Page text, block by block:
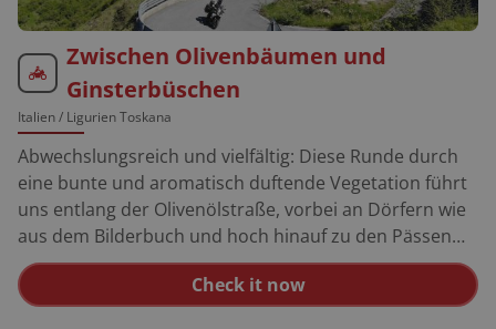
Zwischen Olivenbäumen und
Ginsterbüschen
Italien/ Ligurien Toskana
Abwechslungsreich und vielfältig: Diese Runde durch
eine bunte und aromatisch duftende Vegetation führt
uns entlang der Olivenölstraße, vorbei an Dörfern wie
aus dem Bilderbuch und hoch hinauf zu den Pässen
des Hinterlandes. Zum Ausklang bummeln wir am
Meer entlang zurück. Sanremo ist als Ausgangpunkt
ideal. Schöne Gärten, stattliche Villen und mondäne
Check it now